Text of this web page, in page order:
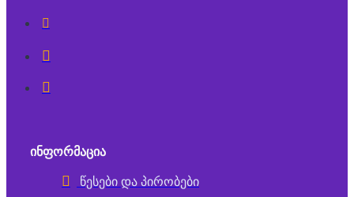
ᲘᲜᲤᲝᲠᲛᲐᲪᲘᲐ
წესები და პირობები